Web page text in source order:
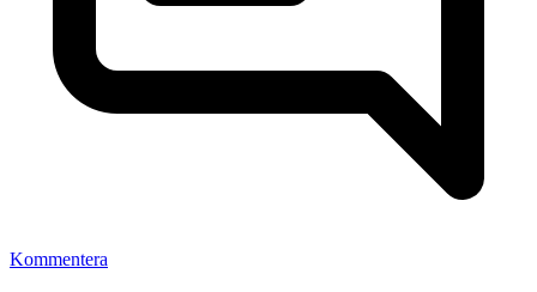
Kommentera